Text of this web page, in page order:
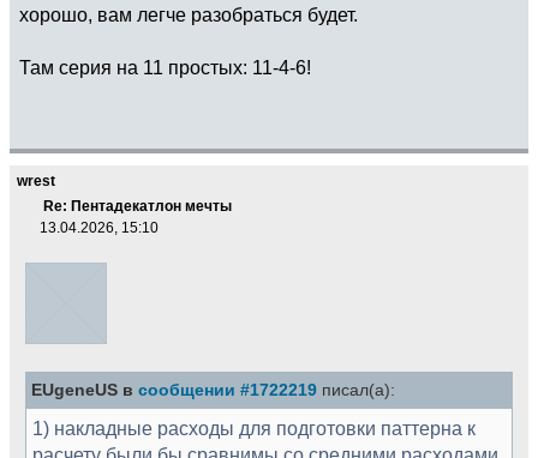
хорошо, вам легче разобраться будет.
Там серия на 11 простых: 11-4-6!
wrest
Re: Пентадекатлон мечты
13.04.2026, 15:10
EUgeneUS в сообщении #1722219 писал(а):
1) накладные расходы для подготовки паттерна к